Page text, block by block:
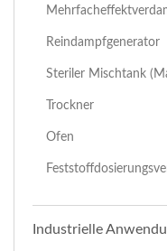
Reindampfgenerator
Steriler Mischtank
Trockner
Ofen
Industrielle